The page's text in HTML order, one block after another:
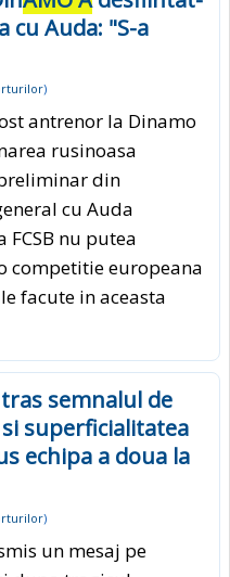
cu Auda: "S-a
)
antrenor la Dinamo
rusinoasa
din
cu Auda
FCSB nu putea
competitie europeana
facute in aceasta
semnalul de
superficialitatea
echipa a doua la
)
un mesaj pe